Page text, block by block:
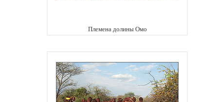
Племена долины Омо